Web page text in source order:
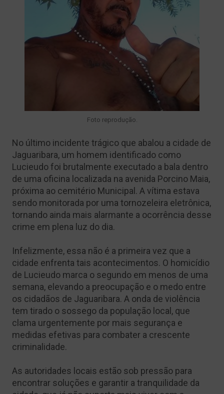
Foto reprodução.
No último incidente trágico que abalou a cidade de
Jaguaribara, um homem identificado como
Lucieudo foi brutalmente executado a bala dentro
de uma oficina localizada na avenida Porcino Maia,
próxima ao cemitério Municipal. A vítima estava
sendo monitorada por uma tornozeleira eletrônica,
tornando ainda mais alarmante a ocorrência desse
crime em plena luz do dia.
Infelizmente, essa não é a primeira vez que a
cidade enfrenta tais acontecimentos. O homicídio
de Lucieudo marca o segundo em menos de uma
semana, elevando a preocupação e o medo entre
os cidadãos de Jaguaribara. A onda de violência
tem tirado o sossego da população local, que
clama urgentemente por mais segurança e
medidas efetivas para combater a crescente
criminalidade.
As autoridades locais estão sob pressão para
encontrar soluções e garantir a tranquilidade da